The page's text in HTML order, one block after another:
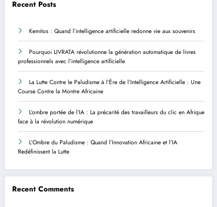
Recent Posts
Kemitos : Quand l’intelligence artificielle redonne vie aux souvenirs
Pourquoi LIVRATA révolutionne la génération automatique de livres
professionnels avec l’intelligence artificielle
La Lutte Contre le Paludisme à l’Ère de l’Intelligence Artificielle : Une
Course Contre la Montre Africaine
L’ombre portée de l’IA : La précarité des travailleurs du clic en Afrique
face à la révolution numérique
L’Ombre du Paludisme : Quand l’Innovation Africaine et l’IA
Redéfinissent la Lutte
Recent Comments